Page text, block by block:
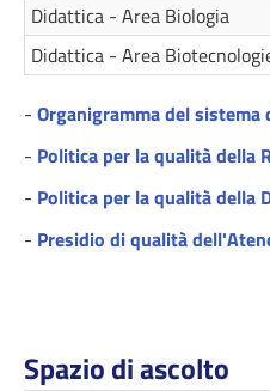
Didattica - Area Biologia
Didattica - Area
- Organigramma del sistema
- Politica per la qualità della
- Politica per la qualità della
- Presidio di qualità
Spazio di ascolto